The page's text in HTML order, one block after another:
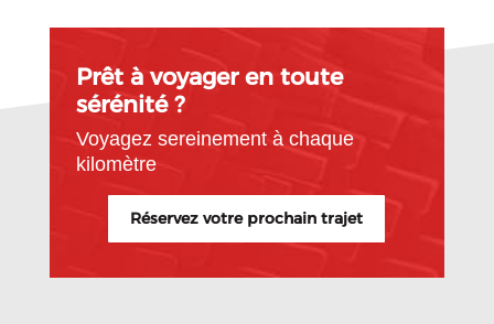
Prêt à voyager en toute
sérénité ?
Voyagez sereinement à chaque
kilomètre
Réservez votre prochain trajet